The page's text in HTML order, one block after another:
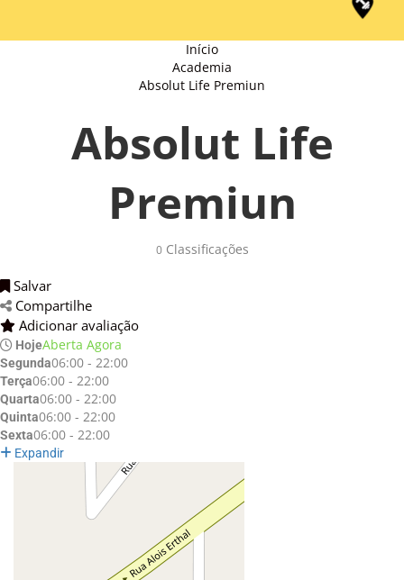
Início
Academia
Absolut Life Premiun
Absolut Life
Premiun
0Classificações
Salvar
Compartilhe
Adicionar avaliação
HojeAberta Agora
Segunda06:00 - 22:00
Terça06:00 - 22:00
Quarta06:00 - 22:00
Quinta06:00 - 22:00
Sexta06:00 - 22:00
Expandir